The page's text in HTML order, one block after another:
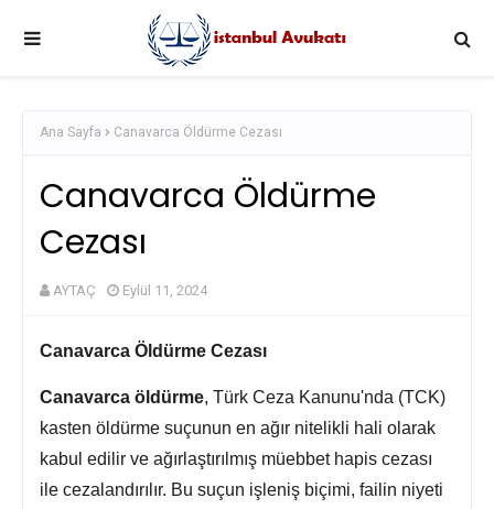
Ana Sayfa Canavarca Öldürme Cezası
Canavarca Öldürme
Cezası
AYTAÇ Eylül 11, 2024
Canavarca Öldürme Cezası
Canavarca öldürme, Türk Ceza Kanunu'nda (TCK)
kasten öldürme suçunun en ağır nitelikli hali olarak
kabul edilir ve ağırlaştırılmış müebbet hapis cezası
ile cezalandırılır. Bu suçun işleniş biçimi, failin niyeti